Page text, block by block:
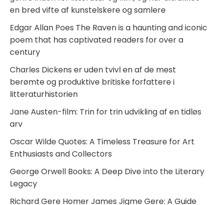
en bred vifte af kunstelskere og samlere
Edgar Allan Poes The Raven is a haunting and iconic
poem that has captivated readers for over a
century
Charles Dickens er uden tvivl en af de mest
berømte og produktive britiske forfattere i
litteraturhistorien
Jane Austen-film: Trin for trin udvikling af en tidløs
arv
Oscar Wilde Quotes: A Timeless Treasure for Art
Enthusiasts and Collectors
George Orwell Books: A Deep Dive into the Literary
Legacy
Richard Gere Homer James Jigme Gere: A Guide